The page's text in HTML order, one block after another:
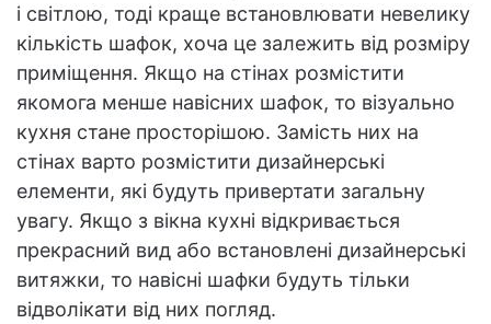
і світлою, тоді краще встановлювати невелику
кількість шафок, хоча це залежить від розміру
приміщення. Якщо на стінах розмістити
якомога менше навісних шафок, то візуально
кухня стане просторішою. Замість них на
стінах варто розмістити дизайнерські
елементи, які будуть привертати загальну
увагу. Якщо з вікна кухні відкривається
прекрасний вид або встановлені дизайнерські
витяжки, то навісні шафки будуть тільки
відволікати від них погляд.